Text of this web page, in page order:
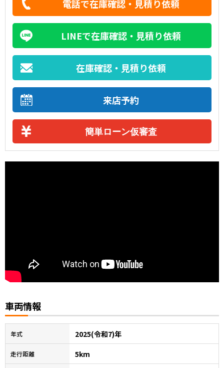
電話で在庫確認・見積り依頼
LINEで在庫確認・見積り依頼
在庫確認・見積り依頼
来店予約
簡単ローン仮審査
車両情報
年式 2025(令和7)年
走行距離 5km